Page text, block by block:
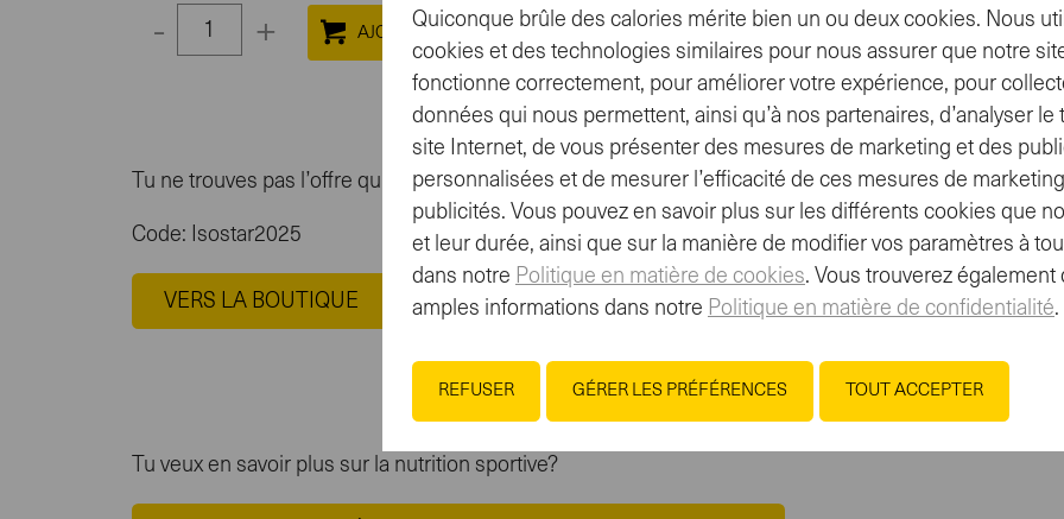
- +
Select
quantity
between
and
Tu ne trouves pas l’offre qu’il te faut? Profite dès maintenant de 20% sur tout l’assortiment Isostar:
Code: Isostar2025
VERS LA BOUTIQUE
Tu veux en savoir plus sur la nutrition sportive?
Quiconque brûle des calories mérite bien un ou deux cookies. Nous
cookies et des technologies similaires pour nous assurer que notre
fonctionne correctement, pour améliorer votre expérience, pour
données qui nous permettent, ainsi qu’à nos partenaires, d’analyser le
site Internet, de vous présenter des mesures de marketing et des
personnalisées et de mesurer l’efficacité de ces mesures de
publicités. Vous pouvez en savoir plus sur les différents cookies que
et leur durée, ainsi que sur la manière de modifier vos paramètres à
dans notre Politique en matière de cookies. Vous trouverez également
amples informations dans notre Politique en matière de confidentialité.
REFUSER GÉRER LES PRÉFÉRENCES TOUT ACCEPTER